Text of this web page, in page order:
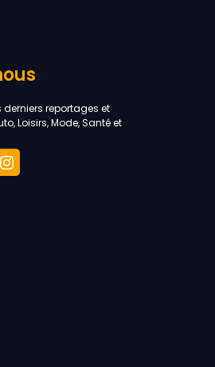
derniers reportages et
Loisirs, Mode, Santé et